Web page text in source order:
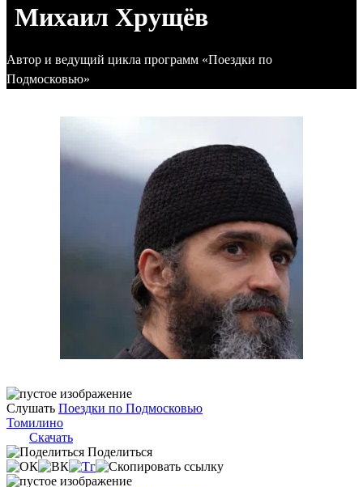
Михаил Хрущёв
Автор и ведущий цикла программ «Поездки по
Подмосковью»
Слушать Поездки по Подмосковью
Томилино
Скачать
Поделиться